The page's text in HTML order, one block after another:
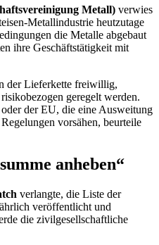
Metall) verwies
Metallindustrie heutzutage
die Metalle abgebaut
ihre Geschäftstätigkeit mit
der Lieferkette freiwillig,
geregelt werden.
der EU, die eine Ausweitung
vorsähen, beurteile
anheben“
verlangte, die Liste der
veröffentlicht und
die zivilgesellschaftliche